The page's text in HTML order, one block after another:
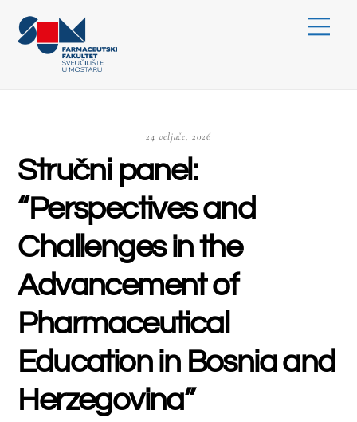
content
Stručni panel:
“Perspectives and
Challenges in the
Advancement of
Pharmaceutical
Education in Bosnia and
Herzegovina”
Nekategorizirano